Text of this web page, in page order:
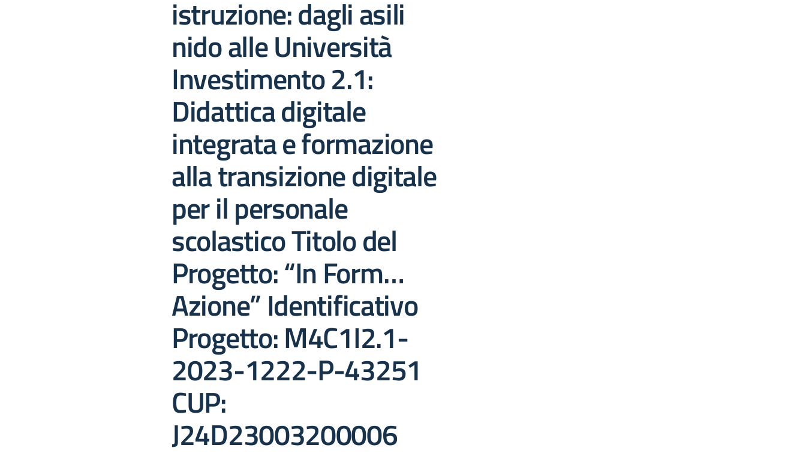
istruzione: dagli asili
nido alle Università
Investimento 2.1:
Didattica digitale
integrata e formazione
alla transizione digitale
per il personale
scolastico Titolo del
Progetto: “In Form…
Azione” Identificativo
Progetto: M4C1I2.1-
2023-1222-P-43251
CUP:
J24D23003200006